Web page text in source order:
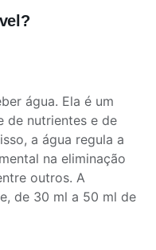
água. Ela é um
de nutrientes e de
a água regula a
na eliminação
outros. A
de 30 ml a 50 ml de